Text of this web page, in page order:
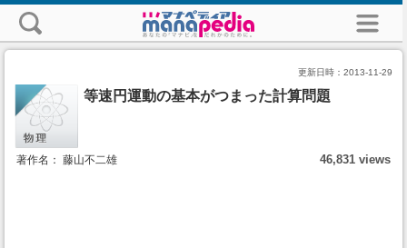
更新日時： 2013-11-29
等速円運動の基本がつまった計算問題
著作名： 藤山不二雄 46,831 views